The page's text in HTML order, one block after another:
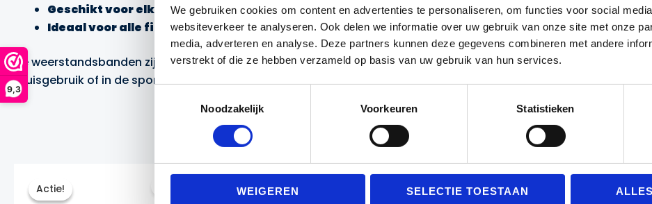
9,3
We gebruiken cookies om content en advertenties te personaliseren, om functies voor social
websiteverkeer te analyseren. Ook delen we informatie over uw gebruik van onze site met onze
media, adverteren en analyse. Deze partners kunnen deze gegevens combineren met andere
verstrekt of die ze hebben verzameld op basis van uw gebruik van hun services.
Noodzakelijk
Voorkeuren Statistieken
WEIGEREN SELECTIE TOESTAAN
Geschikt voor elke spiergroep: Gebruik de weerstandsbanden voor oefeningen die gericht zijn op alle
Ideaal voor alle fitnessniveaus: Of je nu een beginner bent of een gevorderde sporter, deze set is
De weerstandsbanden zijn een uitstekende keuze voor het versterken van je spieren, het verbeteren van je
thuisgebruik of in de sportschool, en een veelzijdige aanvulling op je fitnessroutine.
Gerelateerde producten
Actie!
Actie! Actie!
Actie!